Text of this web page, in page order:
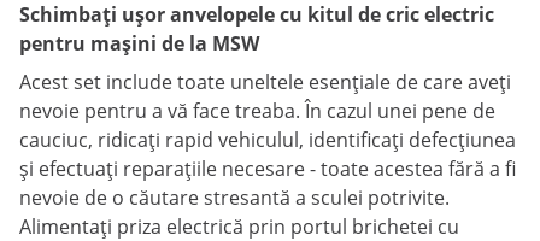
Schimbați ușor anvelopele cu kitul de cric electric
pentru mașini de la MSW
Acest set include toate uneltele esențiale de care aveți
nevoie pentru a vă face treaba. În cazul unei pene de
cauciuc, ridicați rapid vehiculul, identificați defecțiunea
și efectuați reparațiile necesare - toate acestea fără a fi
nevoie de o căutare stresantă a sculei potrivite.
Alimentați priza electrică prin portul brichetei cu